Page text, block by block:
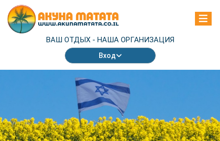
ВАШ ОТДЫХ - НАША ОРГАНИЗАЦИЯ
Вход